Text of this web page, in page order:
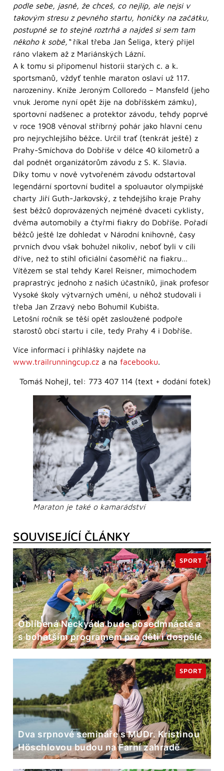
podle sebe, jasně, že chceš, co nejlíp, ale nejsi v
takovým stresu z pevného startu, honičky na začátku,
postupně se to stejně roztrhá a najdeš si sem tam
někoho k sobě,“ říkal třeba Jan Šeliga, který přijel
ráno vlakem až z Mariánských Lázní.
A k tomu si připomenul historii starých c. a k.
sportsmanů, vždyť tenhle maraton oslaví už 117.
narozeniny. Kníže Jeroným Colloredo – Mansfeld (jeho
vnuk Jerome nyní opět žije na dobříšském zámku),
sportovní nadšenec a protektor závodu, tehdy poprvé
v roce 1908 věnoval stříbrný pohár jako hlavní cenu
pro nejrychlejšího běžce. Určil trať (tenkrát ještě) z
Prahy-Smíchova do Dobříše v délce 40 kilometrů a
dal podnět organizátorům závodu z S. K. Slavia.
Díky tomu v nově vytvořeném závodu odstartoval
legendární sportovní buditel a spoluautor olympijské
charty Jiří Guth-Jarkovský, z tehdejšího kraje Prahy
šest běžců doprovázených nejméně dvaceti cyklisty,
dvěma automobily a čtyřmi fiakry do Dobříše. Pořadí
běžců ještě lze dohledat v Národní knihovně, časy
prvních dvou však bohužel nikoliv, neboť byli v cíli
dříve, než to stihl oficiální časoměřič na fiakru…
Vítězem se stal tehdy Karel Reisner, mimochodem
praprastrýc jednoho z našich účastníků, jinak profesor
Vysoké školy výtvarných umění, u něhož studovali i
třeba Jan Zrzavý nebo Bohumil Kubišta.
Letošní ročník se těší opět zasloužené podpoře
starostů obcí startu i cíle, tedy Prahy 4 i Dobříše.
Více informací i přihlášky najdete na
www.trailrunningcup.cz a na facebooku.
Tomáš Nohejl, tel: 773 407 114 (text + dodání fotek)
Maraton je také o kamarádství
SOUVISEJÍCÍ ČLÁNKY
Oblíbená Neckyáda bude posedmnácté a
s bohatším programem pro děti i dospělé
SPORT
Dva srpnové semináře s MUDr. Kristinou
Höschlovou budou na Farní zahradě
SPORT